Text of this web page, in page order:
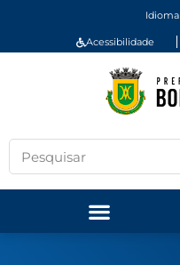
Idioma
Acessibilidade